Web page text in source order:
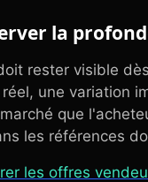
la
rester visible
une variation
que
les références
les offres